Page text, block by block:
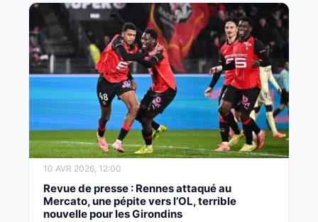
10 AVR 2026, 12:00
Revue de presse : Rennes attaqué au
Mercato, une pépite vers l’OL, terrible
nouvelle pour les Girondins